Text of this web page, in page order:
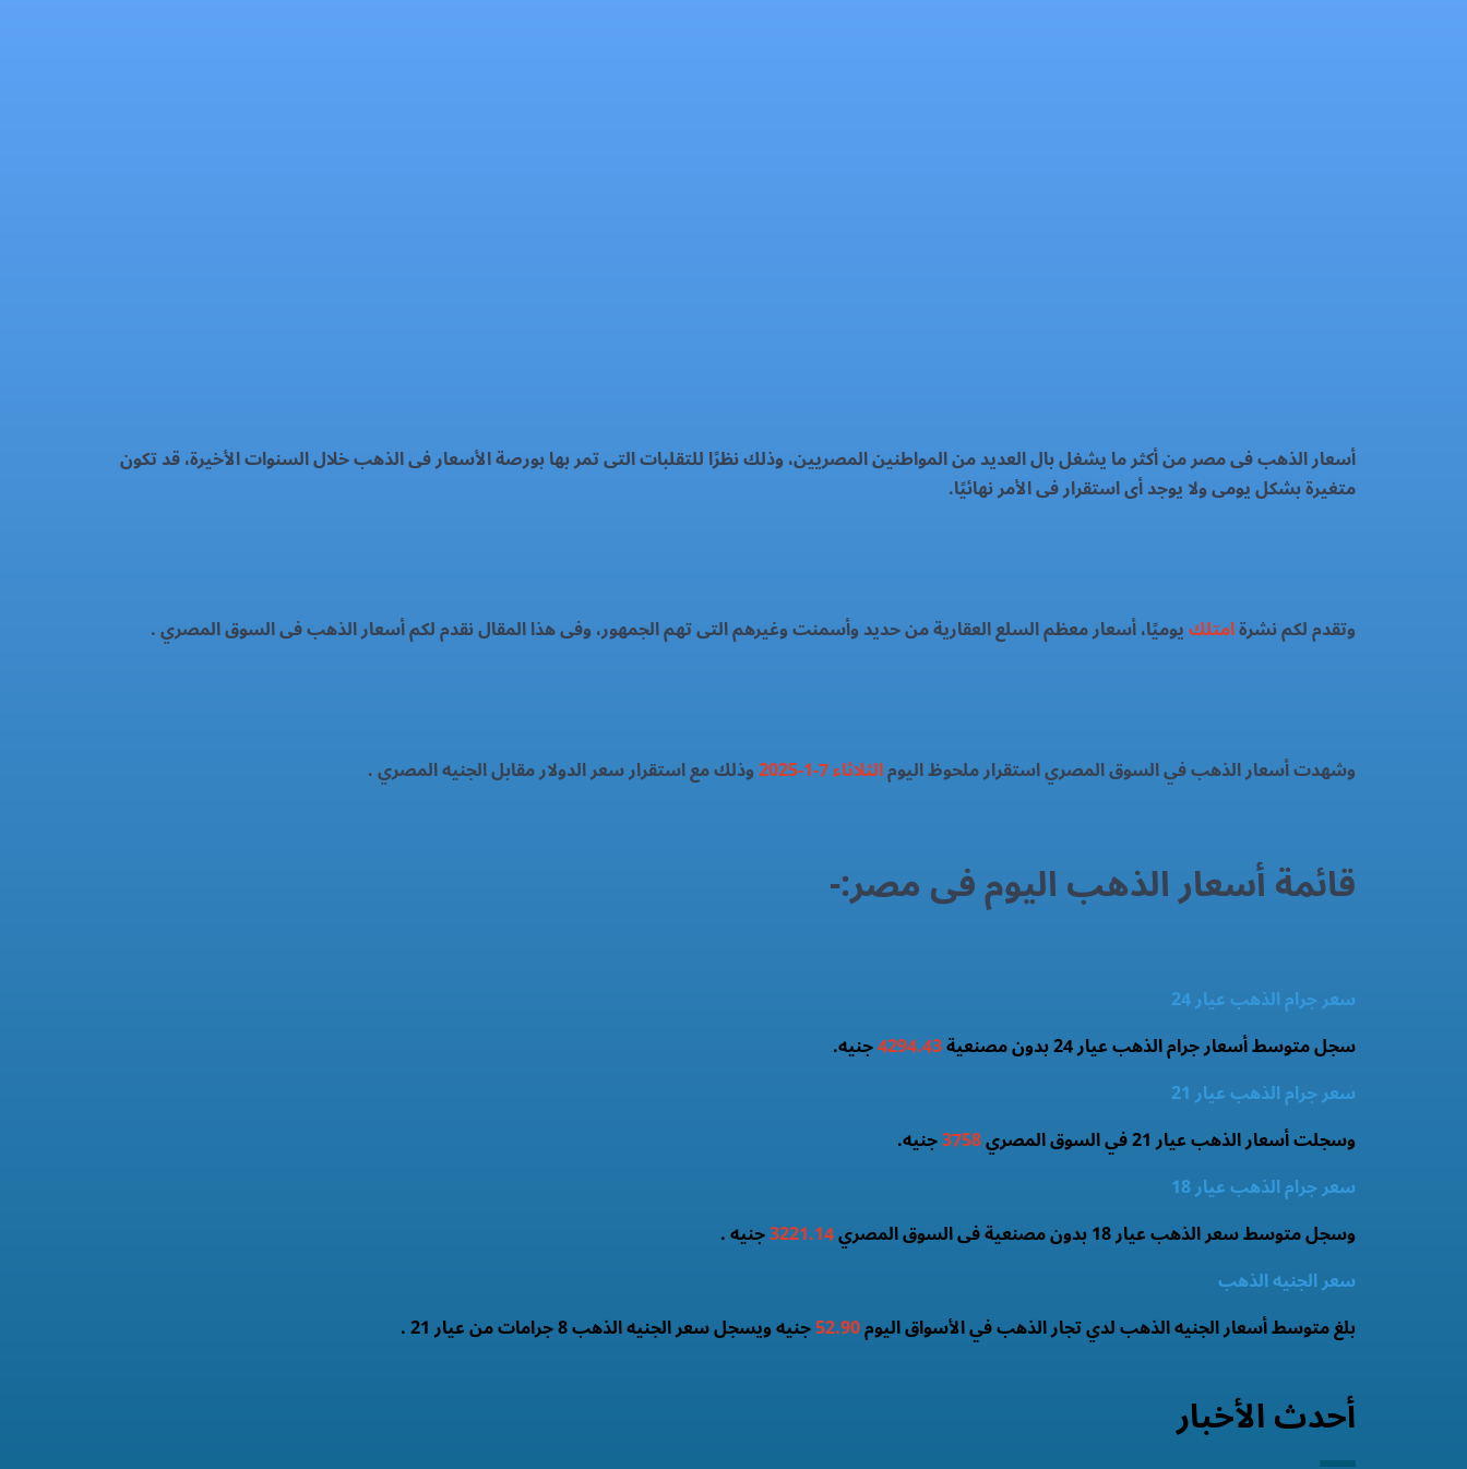
أسعار الذهب فى مصر من أكثر ما يشغل بال العديد من المواطنين المصريين، وذلك نظرًا للتقلبات التى تمر بها بورصة الأسعار فى الذهب خلال السنوات الأخيرة، قد تكون
متغيرة بشكل يومى ولا يوجد أى استقرار فى الأمر نهائيًا.
وتقدم لكم نشرةامتلكيوميًا، أسعار معظم السلع العقارية من حديد وأسمنت وغيرهم التى تهم الجمهور، وفى هذا المقال نقدم لكم أسعار الذهب فى السوق المصري .
وشهدت أسعار الذهب في السوق المصري استقرار ملحوظ اليومالثلاثاء 7-1-2025 وذلك مع استقرار سعر الدولار مقابل الجنيه المصري .
قائمة أسعار الذهب اليوم فى مصر:-
سعر جرام الذهب عيار 24
سجل متوسط أسعار جرام الذهب عيار 24 بدون مصنعية
4294.43جنيه.
سعر جرام الذهب عيار 21
وسجلت أسعار الذهب عيار 21 في السوق المصري
3758جنيه.
سعر جرام الذهب عيار 18
وسجل متوسط سعر الذهب عيار 18 بدون مصنعية فى السوق المصري
3221.14جنيه .
سعر الجنيه الذهب
بلغ متوسط أسعار الجنيه الذهب لدي تجار الذهب في الأسواق اليوم52.90جنيه ويسجل سعر الجنيه الذهب 8 جرامات من عيار 21 .
أحدث الأخبار